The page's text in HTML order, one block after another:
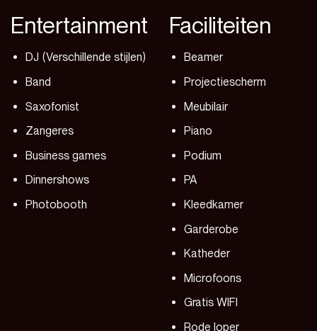
Entertainment
DJ (Verschillende stijlen)
Band
Saxofonist
Zangeres
Business games
Dinnershows
Photobooth
Faciliteiten
Beamer
Projectiescherm
Meubilair
Piano
Podium
PA
Kleedkamer
Garderobe
Katheder
Microfoons
Gratis WIFI
Rode loper